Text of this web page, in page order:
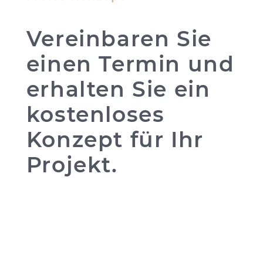
Vereinbaren Sie
einen Termin und
erhalten Sie ein
kostenloses
Konzept für Ihr
Projekt.